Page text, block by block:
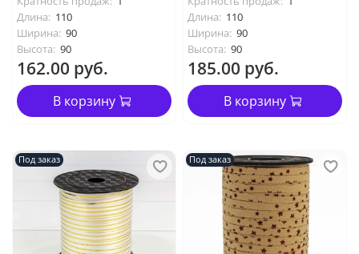
Длина: 110
Ширина: 90
Высота: 90
162.00 руб.
В корзину
Длина: 110
Ширина: 90
Высота: 90
185.00 руб.
В корзину
Под заказ Под заказ